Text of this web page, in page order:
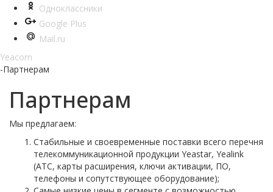
Одноклассники
Google Plus
Mail.ru
Yeacom
-Партнерам
Партнерам
Мы предлагаем:
Стабильные и своевременные поставки всего перечня
телекоммуникационной продукции Yeastar, Yealink
(АТС, карты расширения, ключи активации, ПО,
телефоны и сопутствующее оборудование);